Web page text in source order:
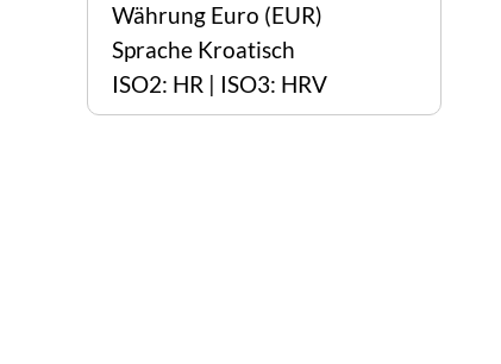
Währung Euro (EUR)
Sprache Kroatisch
ISO2: HR | ISO3: HRV